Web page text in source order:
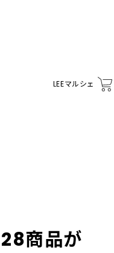
LEEマルシェ
商品が